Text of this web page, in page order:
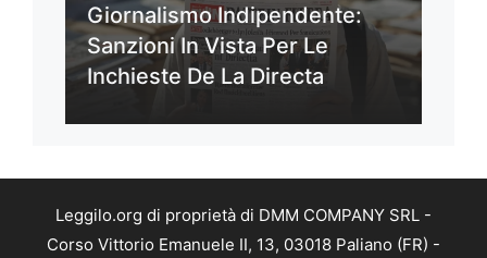
Giornalismo Indipendente:
Sanzioni In Vista Per Le
Inchieste De La Directa
Leggilo.org di proprietà di DMM COMPANY SRL -
Corso Vittorio Emanuele II, 13, 03018 Paliano (FR) -